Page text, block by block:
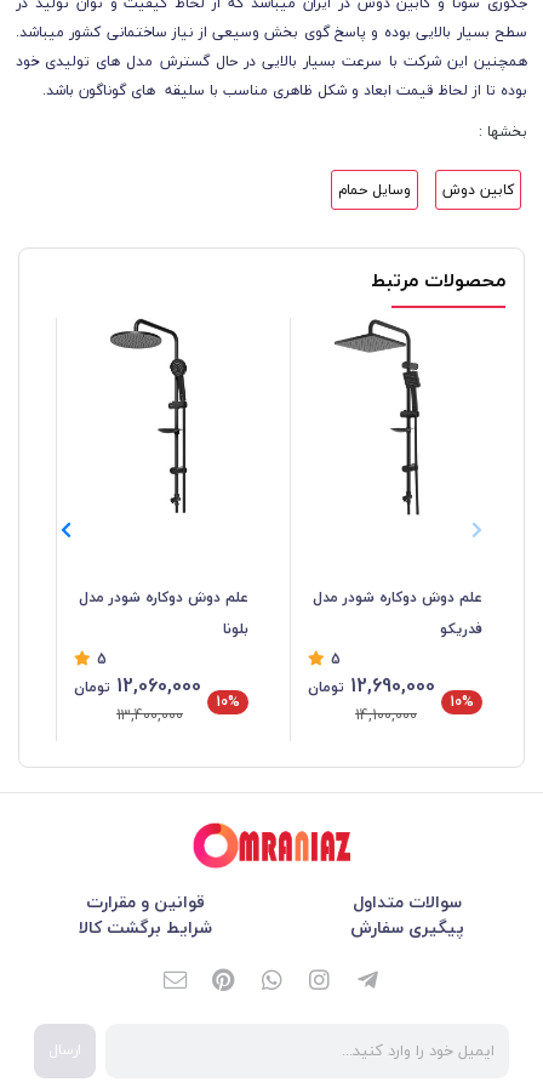
سطح بسیار بالایی بوده و پاسخ گوی بخش وسیعی از نیاز ساختمانی کشور میباشد.
همچنین این شرکت با سرعت بسیار بالایی در حال گسترش مدل های تولیدی خود
بوده تا از لحاظ قیمت ابعاد و شکل ظاهری مناسب با سلیقه های گوناگون باشد.
بخشها :
کابین دوش وسایل حمام
محصولات مرتبط
علم دوش دوکاره شودر مدل
فدریکو
5
10%
12,690,000 تومان
14,100,000
علم دوش دوکاره شودر مدل
بلونا
5
10%
12,060,000 تومان
13,400,000
سوالات متداول
قوانین و مقرارت
پیگیری سفارش
شرایط برگشت کالا
ارسال